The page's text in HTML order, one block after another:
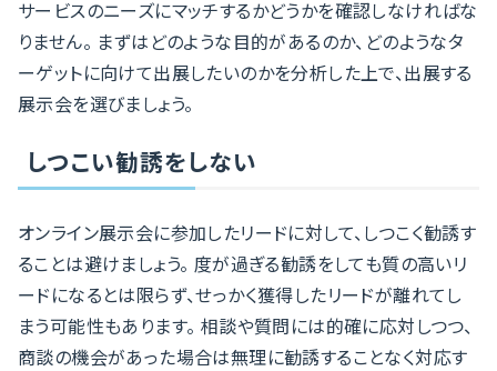
サービスのニーズにマッチするかどうかを確認しなければな
りません。 まずはどのような目的があるのか、どのようなタ
ーゲットに向けて出展したいのかを分析した上で、出展する
展示会を選びましょう。
しつこい勧誘をしない
オンライン展示会に参加したリードに対して、しつこく勧誘す
ることは避けましょう。 度が過ぎる勧誘をしても質の高いリ
ードになるとは限らず、せっかく獲得したリードが離れてし
まう可能性もあります。 相談や質問には的確に応対しつつ、
商談の機会があった場合は無理に勧誘することなく対応す